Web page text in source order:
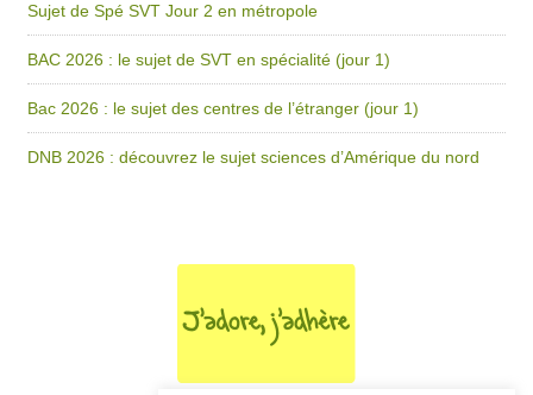
Sujet de Spé SVT Jour 2 en métropole
BAC 2026 : le sujet de SVT en spécialité (jour 1)
Bac 2026 : le sujet des centres de l’étranger (jour 1)
DNB 2026 : découvrez le sujet sciences d’Amérique du nord